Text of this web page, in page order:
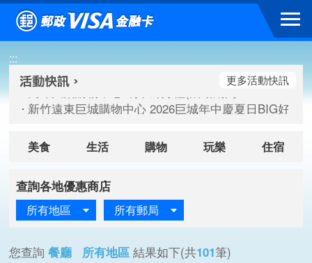
跳到主要內容區塊
:::
高雄大樂購物中心 刷卡郵好禮(活動期間：115/08/07-
臺北三創生活 有點東西第2波 刷卡郵好禮(活動期間：
高雄大樂購物中心 刷卡郵好禮(活動期間：115/08/07-
新竹遠東巨城購物中心 2026巨城年中慶夏日BIG好刷(
更多活動快訊
美食 生活 購物 玩樂 住宿
查詢各地優惠商店
所有地區 所有郵局
您查詢 餐廳 所有地區 結果如下(共101筆)